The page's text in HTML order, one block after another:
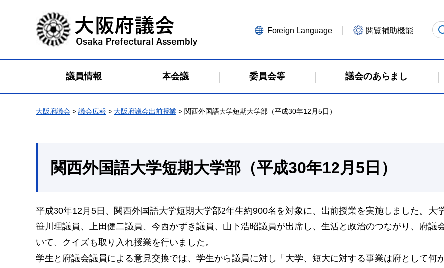
大阪府議会
Foreign Language 閲覧補助機能
議員情報 本会議 委員会等 議会のあらまし
大阪府議会 > 議会広報 > 大阪府議会出前授業 > 関西外国語大学短期大学部（平成30年12月5日）
関西外国語大学短期大学部（平成30年12月5日）
平成30年12月5日、関西外国語大学短期大学部2年生約900名を対象に、出前授業を実施しました。大
笹川理議員、上田健二議員、今西かずき議員、山下浩昭議員が出席し、生活と政治のつながり、府議
いて、クイズも取り入れ授業を行いました。
学生と府議会議員による意見交換では、学生から議員に対し「大学、短大に対する事業は府として何